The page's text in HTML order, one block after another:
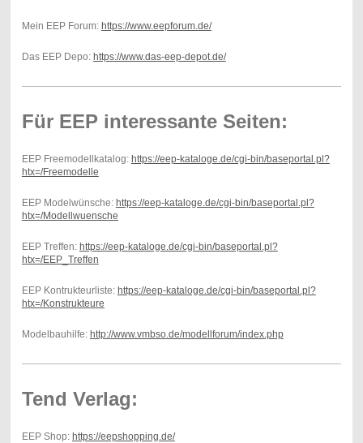
Mein EEP Forum: https://www.eepforum.de/
Das EEP Depo: https://www.das-eep-depot.de/
Für EEP interessante Seiten:
EEP Freemodellkatalog: https://eep-kataloge.de/cgi-bin/baseportal.pl?
htx=/Freemodelle
EEP Modelwünsche: https://eep-kataloge.de/cgi-bin/baseportal.pl?
htx=/Modellwuensche
EEP Treffen: https://eep-kataloge.de/cgi-bin/baseportal.pl?
htx=/EEP_Treffen
EEP Kontrukteurliste: https://eep-kataloge.de/cgi-bin/baseportal.pl?
htx=/Konstrukteure
Modelbauhilfe: http://www.vmbso.de/modellforum/index.php
Tend Verlag:
EEP Shop: https://eepshopping.de/